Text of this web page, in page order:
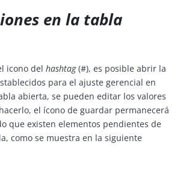
en la tabla
icono del hashtag(#), es posible abrir la
para el ajuste gerencial en
abierta, se pueden editar los valores
el ícono de guardar permanecerá
que existen elementos pendientes de
como se muestra en la siguiente